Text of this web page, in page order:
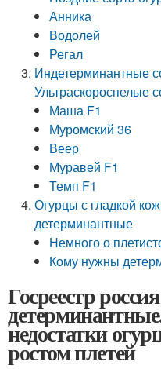
Анника
Водолей
Регал
Индетерминантные
Ультраскороспелые
Маша F1
Муромский 36
Веер
Муравей F1
Темп F1
Огурцы с гладкой
детерминантные
Немного о
Кому нужны
Госреестр
недостатки
ростом плетей